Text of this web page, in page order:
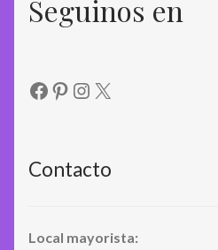
Seguinos en
Facebook
Pinterest
Instagram
X
Contacto
Local mayorista: